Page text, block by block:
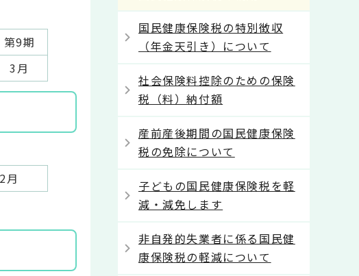
第9期
3月
2月
国民健康保険税の特別徴収
（年金天引き）について
社会保険料控除のための保険
税（料）納付額
産前産後期間の国民健康保険
税の免除について
子どもの国民健康保険税を軽
減・減免します
非自発的失業者に係る国民健
康保険税の軽減について